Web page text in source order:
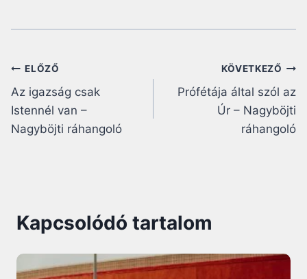
Bejegyzés
navigáció
ELŐZŐ
Az igazság csak
Istennél van –
Nagyböjti ráhangoló
KÖVETKEZŐ
Prófétája által szól az
Úr – Nagyböjti
ráhangoló
Kapcsolódó tartalom